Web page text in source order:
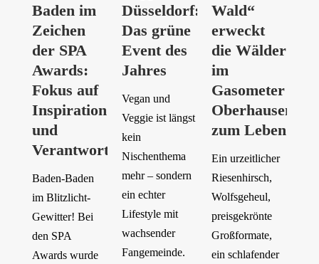
Baden im
Zeichen
der SPA
Awards:
Fokus auf
Inspiration
und
Verantwortung
Baden-Baden
im Blitzlicht-
Gewitter! Bei
den SPA
Awards wurde
Düsseldorf:
Das grüne
Event des
Jahres
Vegan und
Veggie ist längst
kein
Nischenthema
mehr – sondern
ein echter
Lifestyle mit
wachsender
Fangemeinde.
Wald“
erweckt
die Wälder
im
Gasometer
Oberhausen
zum Leben
Ein urzeitlicher
Riesenhirsch,
Wolfsgeheul,
preisgekrönte
Großformate,
ein schlafender